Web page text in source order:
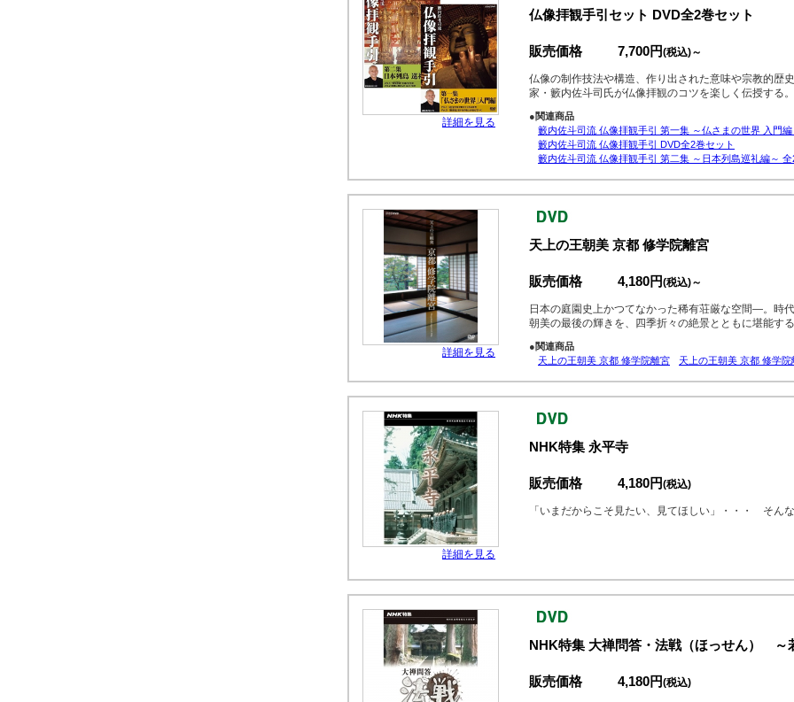
詳細を見る
仏像拝観手引セット DVD全2巻セット
販売価格 7,700円(税込)～
仏像の制作技法や構造、作り出された意味や宗教的歴
家・籔内佐斗司氏が仏像拝観のコツを楽しく伝授する。
●関連商品
籔内佐斗司流 仏像拝観手引 第一集 ～仏さまの世界 入門編
籔内佐斗司流 仏像拝観手引 DVD全2巻セット
籔内佐斗司流 仏像拝観手引 第二集 ～日本列島巡礼編～ 全
詳細を見る
天上の王朝美 京都 修学院離宮
販売価格 4,180円(税込)～
日本の庭園史上かつてなかった稀有荘厳な空間―。時
朝美の最後の輝きを、四季折々の絶景とともに堪能する
●関連商品
天上の王朝美 京都 修学院離宮
天上の王朝美 京都 修学院
詳細を見る
NHK特集 永平寺
販売価格 4,180円(税込)
「いまだからこそ見たい、見てほしい」・・・ そんな
NHK特集 大禅問答・法戦（ほっせん） ～
販売価格 4,180円(税込)